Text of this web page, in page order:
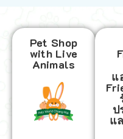
Pet Shop
with Live
Animals
แ
ป
แ